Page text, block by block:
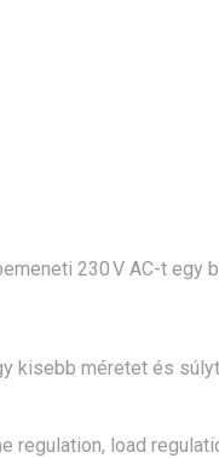
230 V AC-t egy
kisebb méretet és
regulation, load